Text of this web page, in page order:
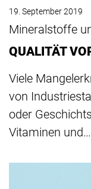
19. September 2019
Mineralstoffe
QUALITÄT
Viele
von
oder
Vitaminen und…